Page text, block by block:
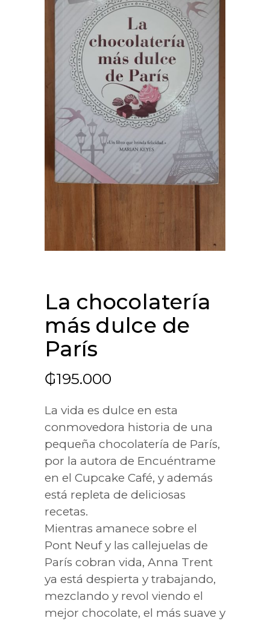
La chocolatería
más dulce de
París
₲195.000
La vida es dulce en esta
conmovedora historia de una
pequeña chocolatería de París,
por la autora de Encuéntrame
en el Cupcake Café, y además
está repleta de deliciosas
recetas.
Mientras amanece sobre el
Pont Neuf y las callejuelas de
París cobran vida, Anna Trent
ya está despierta y trabajando,
mezclando y revol viendo el
mejor chocolate, el más suave y